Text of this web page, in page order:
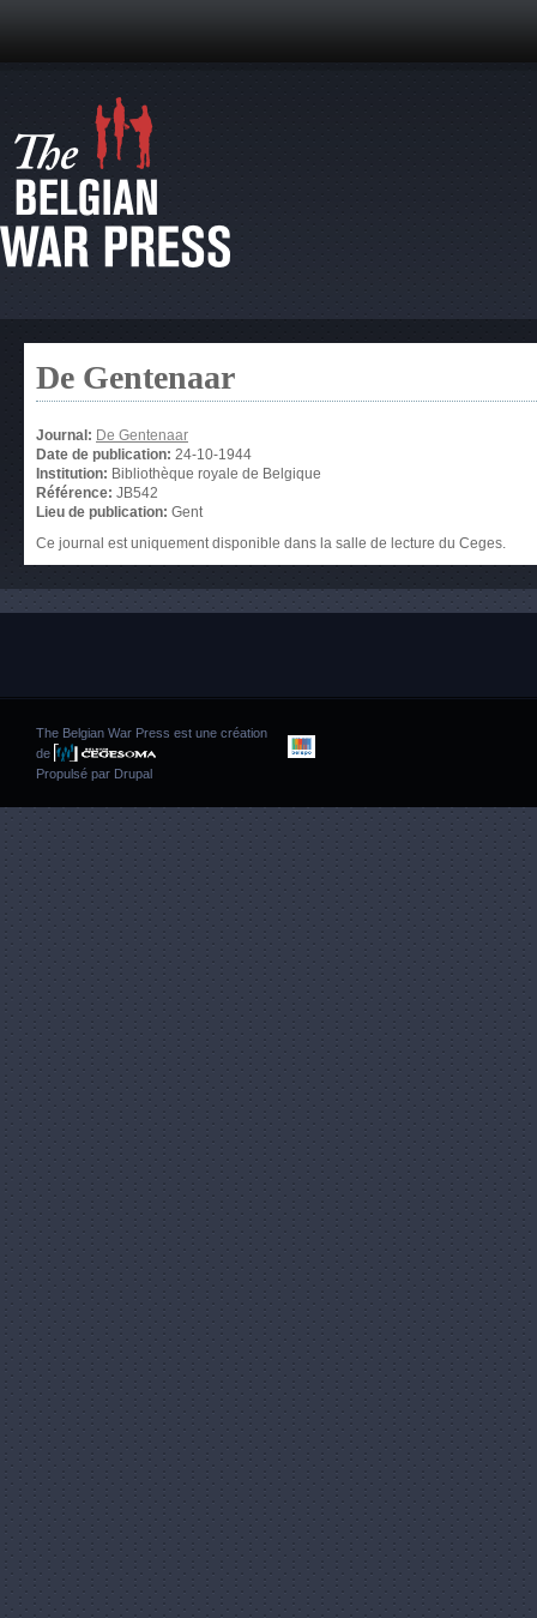
De Gentenaar
Journal: De Gentenaar
Date de publication: 24-10-1944
Institution: Bibliothèque royale de Belgique
Référence: JB542
Lieu de publication: Gent
Ce journal est uniquement disponible dans la salle de lecture du Ceges.
The Belgian War Press est une création
de
Propulsé par Drupal